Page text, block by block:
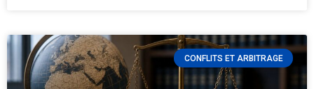
CONFLITS ET ARBITRAGE